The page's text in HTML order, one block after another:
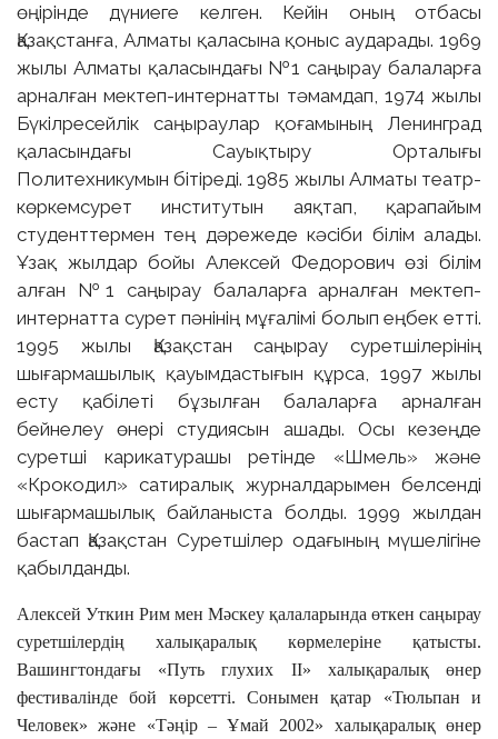
өңірінде дүниеге келген. Кейін оның отбасы
Қазақстанға, Алматы қаласына қоныс аударады. 1969
жылы Алматы қаласындағы №1 саңырау балаларға
арналған мектеп-интернатты тәмамдап, 1974 жылы
Бүкілресейлік саңыраулар қоғамының Ленинград
қаласындағы Сауықтыру Орталығы
Политехникумын бітіреді. 1985 жылы Алматы театр-
көркемсурет институтын аяқтап, қарапайым
студенттермен тең дәрежеде кәсіби білім алады.
Ұзақ жылдар бойы Алексей Федорович өзі білім
алған №1 саңырау балаларға арналған мектеп-
интернатта сурет пәнінің мұғалімі болып еңбек етті.
1995 жылы Қазақстан саңырау суретшілерінің
шығармашылық қауымдастығын құрса, 1997 жылы
есту қабілеті бұзылған балаларға арналған
бейнелеу өнері студиясын ашады. Осы кезеңде
суретші карикатурашы ретінде «Шмель» және
«Крокодил» сатиралық журналдарымен белсенді
шығармашылық байланыста болды. 1999 жылдан
бастап Қазақстан Суретшілер одағының мүшелігіне
қабылданды.
Алексей Уткин Рим мен Мәскеу қалаларында өткен саңырау
суретшілердің халықаралық көрмелеріне қатысты.
Вашингтондағы «Путь глухих II» халықаралық өнер
фестивалінде бой көрсетті. Сонымен қатар «Тюльпан и
Человек» және «Тәңір – Ұмай 2002» халықаралық өнер